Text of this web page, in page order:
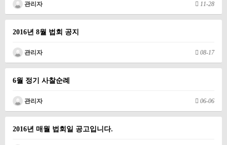
관리자 11-28
2016년 8월 법회 공지
관리자 08-17
6월 정기 사찰순례
관리자 06-06
2016년 매월 법회일 공고입니다.